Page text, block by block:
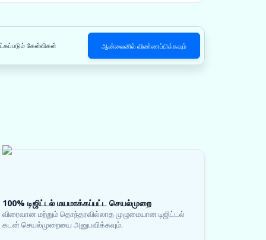
கேள்விகள் ஆன்லைனில் விண்ணப்பிக்கவும்
100% டிஜிட்டல் மயமாக்கப்பட்ட செயல்முறை
விரைவான மற்றும் தொந்தரவில்லாத முழுமையான டிஜிட்டல்
கடன் செயல்முறையை அனுபவிக்கவும்.